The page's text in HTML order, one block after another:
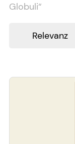
Globuli“